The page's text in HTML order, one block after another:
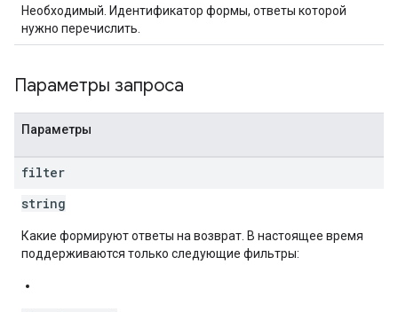
Необходимый. Идентификатор формы, ответы которой
нужно перечислить.
Параметры запроса
Параметры
filter
string
Какие формируют ответы на возврат. В настоящее время
поддерживаются только следующие фильтры: